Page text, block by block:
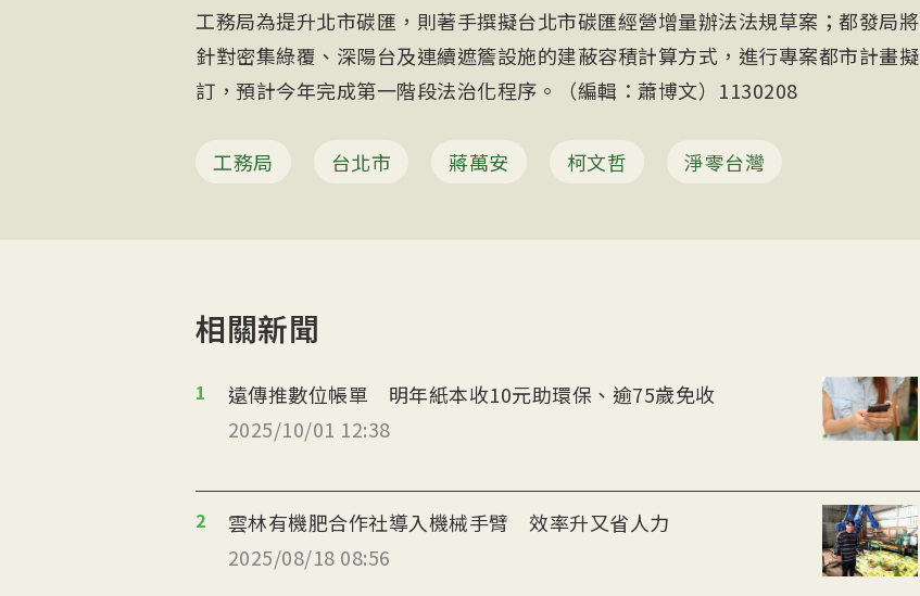
工務局為提升北市碳匯，則著手撰擬台北市碳匯經營增量辦法法規草案；都發局將
針對密集綠覆、深陽台及連續遮簷設施的建蔽容積計算方式，進行專案都市計畫擬
訂，預計今年完成第一階段法治化程序。（編輯：蕭博文）1130208
工務局 台北市 蔣萬安 柯文哲 淨零台灣
相關新聞
1
遠傳推數位帳單 明年紙本收10元助環保、逾75歲免收
2025/10/01 12:38
2
雲林有機肥合作社導入機械手臂 效率升又省人力
2025/08/18 08:56